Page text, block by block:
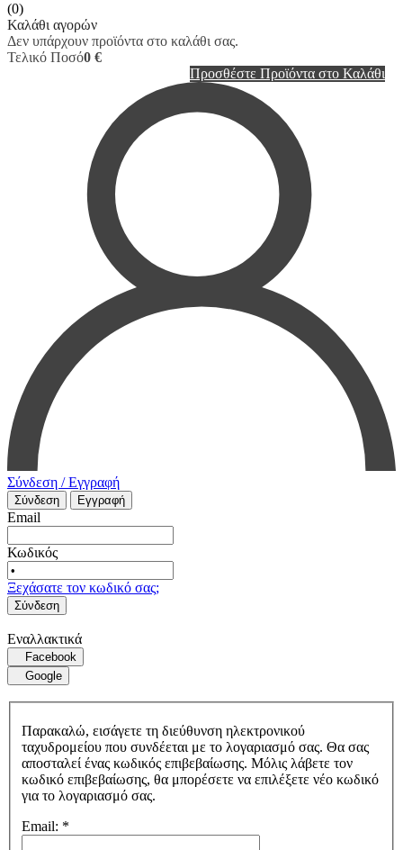
(0)
Καλάθι αγορών
Δεν υπάρχουν προϊόντα στο καλάθι σας.
Τελικό Ποσό0 €
Προσθέστε Προϊόντα στο Καλάθι
Σύνδεση / Εγγραφή
Σύνδεση Εγγραφή
Email
Κωδικός
Ξεχάσατε τον κωδικό σας;
Σύνδεση
Εναλλακτικά
Facebook
Google
Παρακαλώ, εισάγετε τη διεύθυνση ηλεκτρονικού
ταχυδρομείου που συνδέεται με το λογαριασμό σας. Θα σας
αποσταλεί ένας κωδικός επιβεβαίωσης. Μόλις λάβετε τον
κωδικό επιβεβαίωσης, θα μπορέσετε να επιλέξετε νέο κωδικό
για το λογαριασμό σας.
Email: *